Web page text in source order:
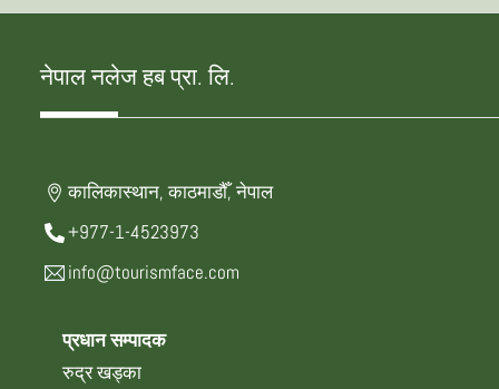
नेपाल नलेज हब प्रा. लि.
कालिकास्थान, काठमाडौँ, नेपाल
+977-1-4523973
info@tourismface.com
प्रधान सम्पादक
रुद्र खड्का